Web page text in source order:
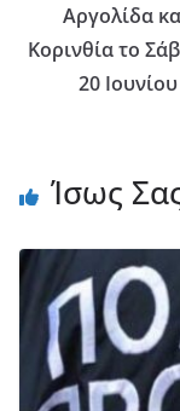
Αργολίδα
Κορινθία το
20
Ίσως